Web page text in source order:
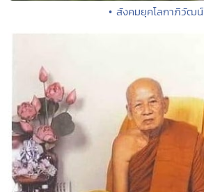
• สังคมยุคโลกาภิวัฒน์